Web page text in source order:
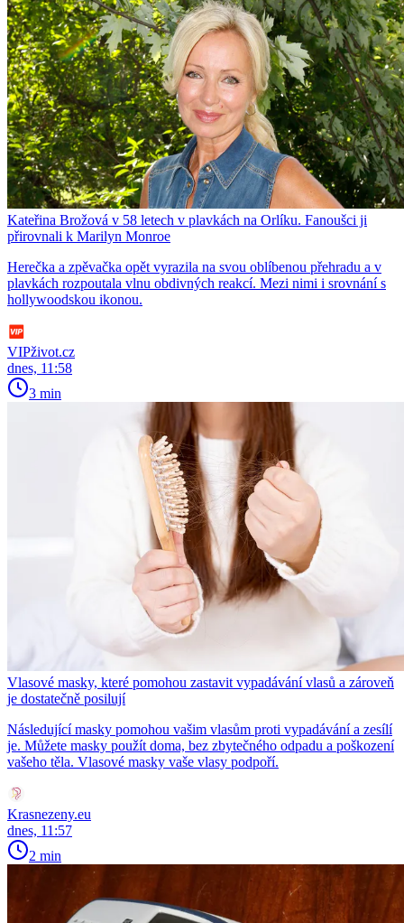
Kateřina Brožová v 58 letech v plavkách na Orlíku. Fanoušci ji
přirovnali k Marilyn Monroe
Herečka a zpěvačka opět vyrazila na svou oblíbenou přehradu a v
plavkách rozpoutala vlnu obdivných reakcí. Mezi nimi i srovnání s
hollywoodskou ikonou.
VIPživot.cz
dnes, 11:58
3 min
Vlasové masky, které pomohou zastavit vypadávání vlasů a zároveň
je dostatečně posilují
Následující masky pomohou vašim vlasům proti vypadávání a zesílí
je. Můžete masky použít doma, bez zbytečného odpadu a poškození
vašeho těla. Vlasové masky vaše vlasy podpoří.
Krasnezeny.eu
dnes, 11:57
2 min